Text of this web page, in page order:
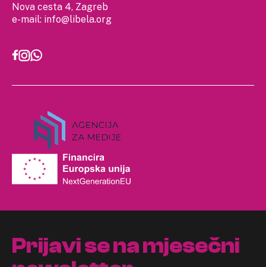
Nova cesta 4, Zagreb
e-mail: info@libela.org
Prijavi se na mjesečni